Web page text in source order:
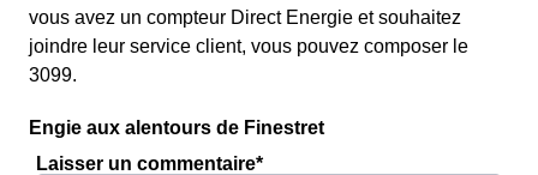
vous avez un compteur Direct Energie et souhaitez
joindre leur service client, vous pouvez composer le
3099.
Engie aux alentours de Finestret
Laisser un commentaire*